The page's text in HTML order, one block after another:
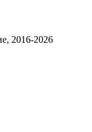
2016-2026